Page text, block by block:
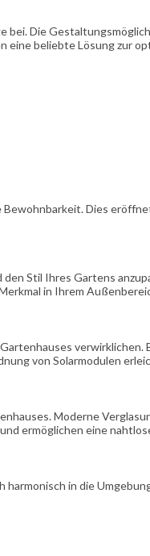
Die
eine beliebte Lösung zur
Dies
Stil Ihres Gartens
in Ihrem
verwirklichen.
von Solarmodulen
Moderne
und ermöglichen eine
in die